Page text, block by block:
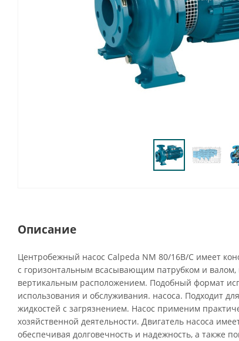
Описание
Центробежный насос Calpeda NM 80/16B/C имеет
с горизонтальным всасывающим патрубком и
вертикальным расположением. Подобный формат
использования и обслуживания. насоса. Подходит
жидкостей с загрязнением. Насос применим
хозяйственной деятельности. Двигатель насоса
обеспечивая долговечность и надежность, а также